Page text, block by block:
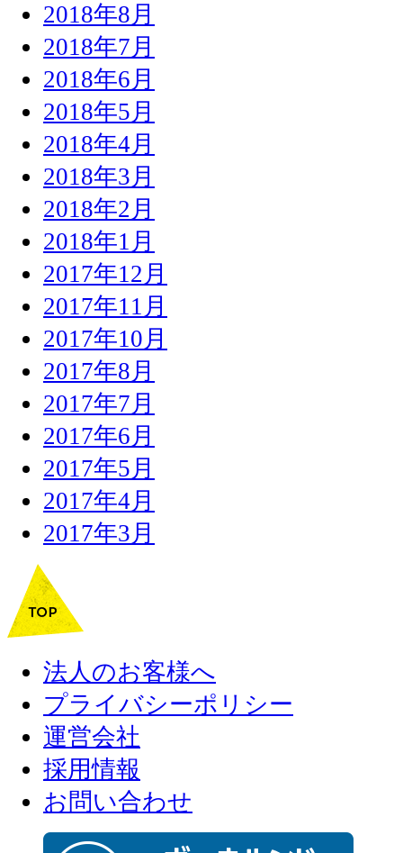
2018年8月
2018年7月
2018年6月
2018年5月
2018年4月
2018年3月
2018年2月
2018年1月
2017年12月
2017年11月
2017年10月
2017年8月
2017年7月
2017年6月
2017年5月
2017年4月
2017年3月
法人のお客様へ
プライバシーポリシー
運営会社
採用情報
お問い合わせ